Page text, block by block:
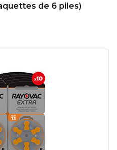
de 6 piles)